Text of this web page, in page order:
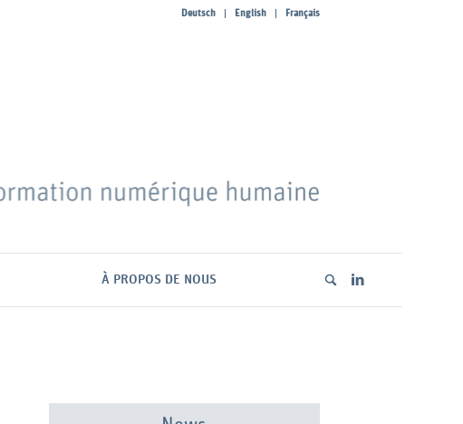
Deutsch English Français
À PROPOS DE NOUS